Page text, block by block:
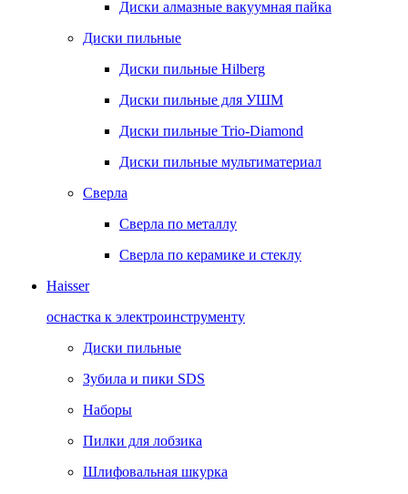
Диски алмазные вакуумная пайка
Диски пильные
Диски пильные Hilberg
Диски пильные для УШМ
Диски пильные Trio-Diamond
Диски пильные мультиматериал
Сверла
Сверла по металлу
Сверла по керамике и стеклу
Haisser
оснастка к электроинструменту
Диски пильные
Зубила и пики SDS
Наборы
Пилки для лобзика
Шлифовальная шкурка